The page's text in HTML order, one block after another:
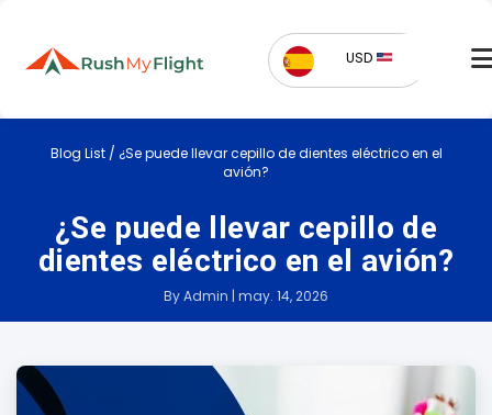
USD
Blog List/ ¿Se puede llevar cepillo de dientes eléctrico en el
avión?
¿Se puede llevar cepillo de
dientes eléctrico en el avión?
By Admin | may. 14, 2026